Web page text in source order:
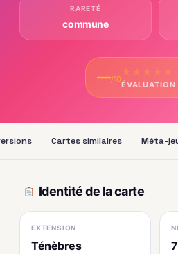
RARETÉ
commune
—/10
★ ★ ★ ★ ★
ÉVALUATION
Cartes similaires Méta-
Identité de la carte
EXTENSION
Ténèbres